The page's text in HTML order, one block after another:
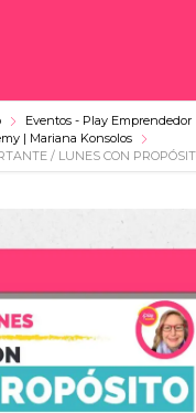
Eventos - Play Emprendedor
| Mariana Konsolos
/ LUNES CON